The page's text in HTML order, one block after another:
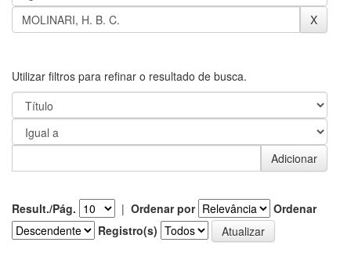
Utilizar filtros para refinar o resultado de busca.
Result./Pág. | Ordenar por
Ordenar
Registro(s)